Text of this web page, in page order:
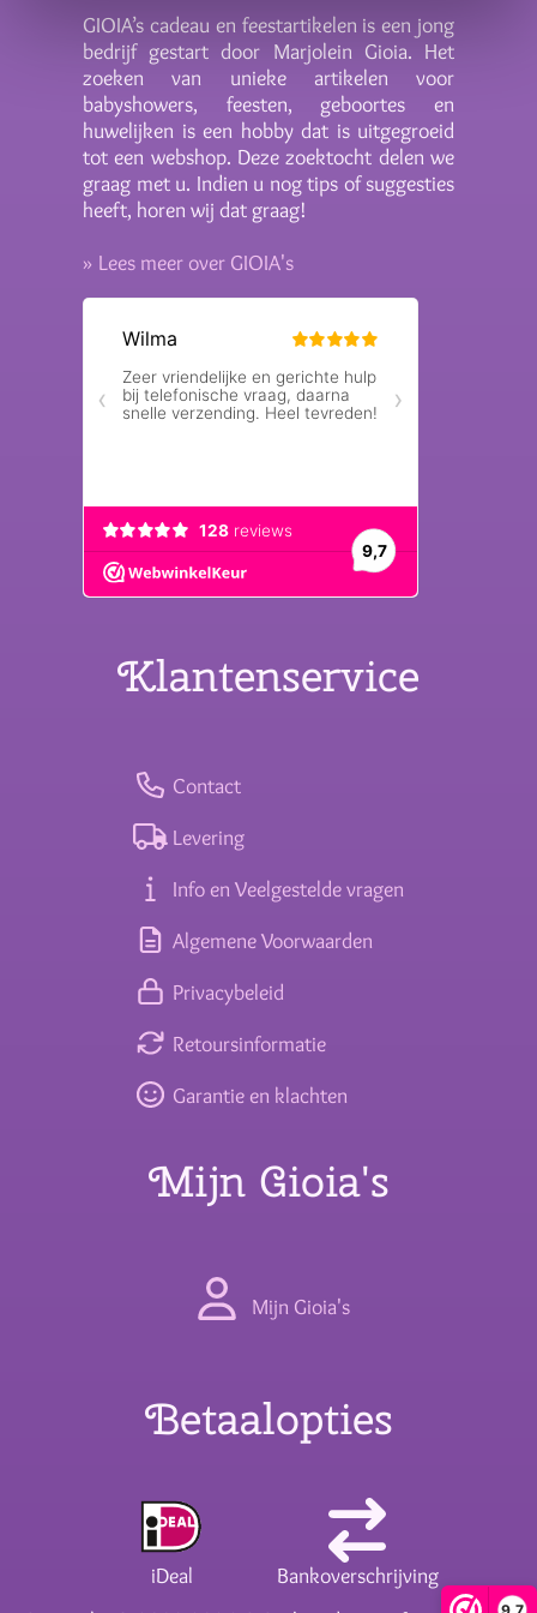
9,7
GIOIA’s cadeau en feestartikelen is een jong
bedrijf gestart door Marjolein Gioia. Het
zoeken van unieke artikelen voor
babyshowers, feesten, geboortes en
huwelijken is een hobby dat is uitgegroeid
tot een webshop. Deze zoektocht delen we
graag met u. Indien u nog tips of suggesties
heeft, horen wij dat graag!
» Lees meer over GIOIA's
Klantenservice
Contact
Levering
Info en Veelgestelde vragen
Algemene Voorwaarden
Privacybeleid
Retoursinformatie
Garantie en klachten
Mijn Gioia's
Mijn Gioia's
Betaalopties
iDeal
Bankoverschrijving